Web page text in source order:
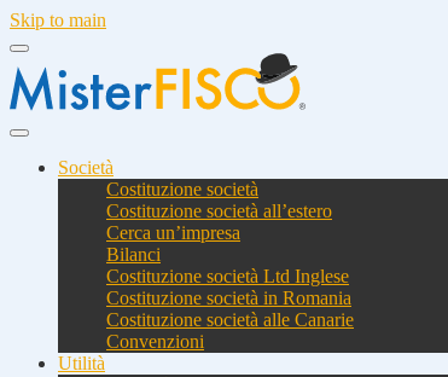
Skip to main
Società
Costituzione società
Costituzione società all’estero
Cerca un’impresa
Bilanci
Costituzione società Ltd Inglese
Costituzione società in Romania
Costituzione società alle Canarie
Convenzioni
Utilità